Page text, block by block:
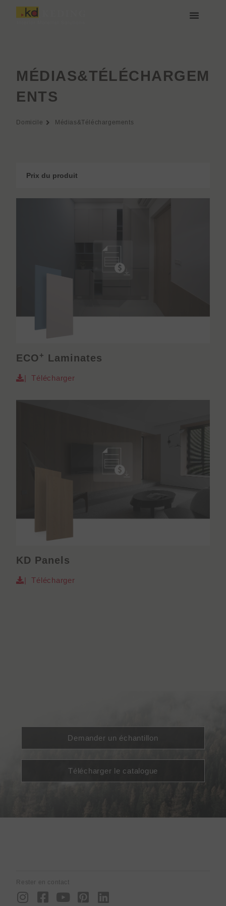
MÉDIAS&TÉLÉCHARGEM
ENTS
Domicile Médias&Téléchargements
Prix du produit
ECO+ Laminates
| Télécharger
KD Panels
| Télécharger
Demander un échantillon
Télécharger le catalogue
Rester en contact
I
F
Y
P
L